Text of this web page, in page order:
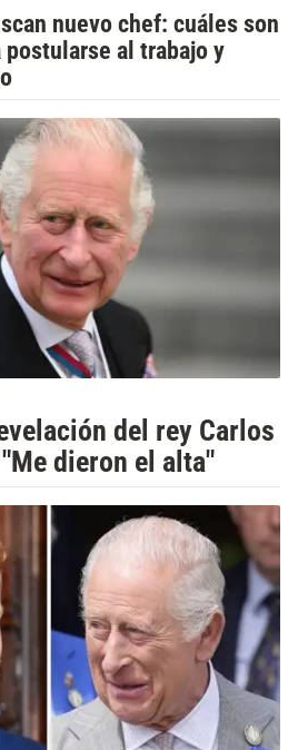
nuevo chef: cuáles son
al trabajo y
del rey Carlos
dieron el alta"